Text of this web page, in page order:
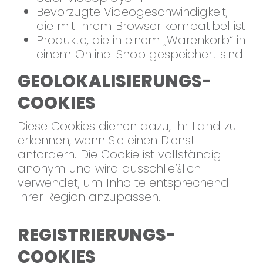
Bevorzugte Videogeschwindigkeit,
die mit Ihrem Browser kompatibel ist
Produkte, die in einem „Warenkorb“ in
einem Online-Shop gespeichert sind
GEOLOKALISIERUNGS-
COOKIES
Diese Cookies dienen dazu, Ihr Land zu
erkennen, wenn Sie einen Dienst
anfordern. Die Cookie ist vollständig
anonym und wird ausschließlich
verwendet, um Inhalte entsprechend
Ihrer Region anzupassen.
REGISTRIERUNGS-
COOKIES